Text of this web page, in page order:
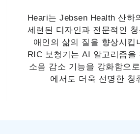
든 대화를 선명하게 즐
Heari는 Jebsen Health 산하
세련된 디자인과 전문적인
애인의 삶의 질을 향상시킵
RIC 보청기는 AI 알고리즘
소음 감소 기능을 강화함으
에서도 더욱 선명한 청